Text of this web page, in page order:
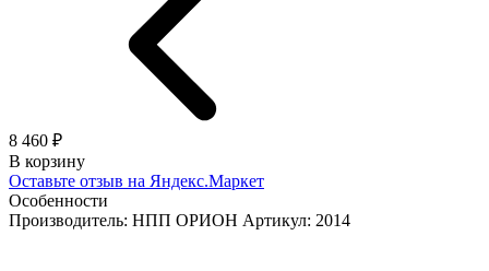
8 460 ₽
В корзину
Оставьте отзыв на Яндекс.Маркет
Особенности
Производитель: НПП ОРИОН Артикул: 2014